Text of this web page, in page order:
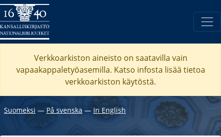
Verkkoarkiston aineisto on saatavilla vain
vapaakappaletyöasemilla. Katso infosta lisää tietoa
verkkoarkiston käytöstä.
Suomeksi ― På svenska ― In English